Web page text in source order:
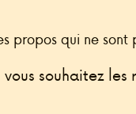
qui ne sont
souhaitez